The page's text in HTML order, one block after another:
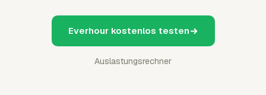
Everhour kostenlos testen
Auslastungsrechner